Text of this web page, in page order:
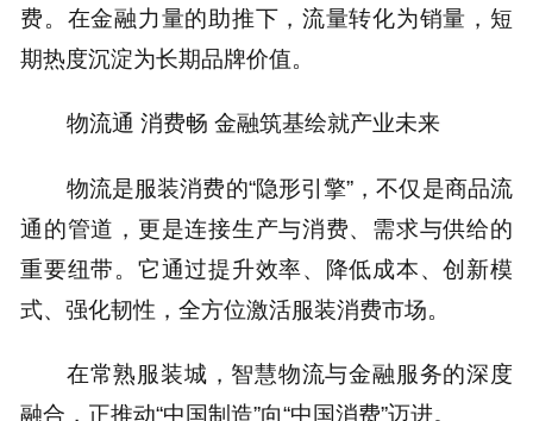
费。在金融力量的助推下，流量转化为销量，短
期热度沉淀为长期品牌价值。
物流通 消费畅 金融筑基绘就产业未来
物流是服装消费的“隐形引擎”，不仅是商品流
通的管道，更是连接生产与消费、需求与供给的
重要纽带。它通过提升效率、降低成本、创新模
式、强化韧性，全方位激活服装消费市场。
在常熟服装城，智慧物流与金融服务的深度
融合，正推动“中国制造”向“中国消费”迈进。